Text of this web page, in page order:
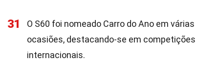
31
O S60 foi nomeado Carro do Ano em várias
ocasiões, destacando-se em competições
internacionais.